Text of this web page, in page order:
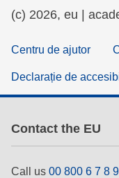
economia
gen,
language
(c) 2026, eu |
Centru de ajutor
Declarație de
Contact the EU
Call us 00 800 6 7 8